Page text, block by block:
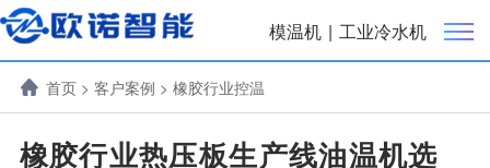
模温机 | 工业冷水机
首页> 客户案例 > 橡胶行业控温
橡胶行业热压板生产线油温机选